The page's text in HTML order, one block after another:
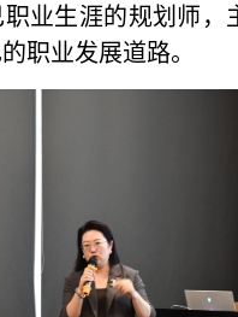
业生涯的规划师，
职业发展道路。